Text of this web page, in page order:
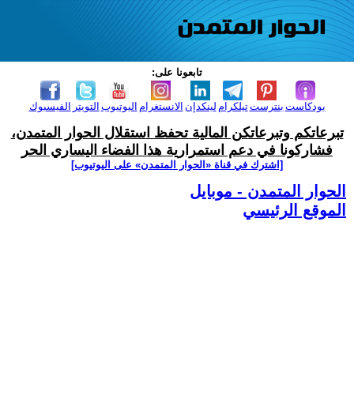
تابعونا على:
الفيسبوك التويتر اليوتيوب الانستغرام لينكدإن تيلكرامبنترست بودكاست
تبرعاتكم وتبرعاتكن المالية تحفظ استقلال الحوار المتمدن،
فشاركونا في دعم استمرارية هذا الفضاء اليساري الحر
[اشترك في قناة ‫«الحوار المتمدن» على اليوتيوب]
الحوار المتمدن - موبايل
الموقع الرئيسي